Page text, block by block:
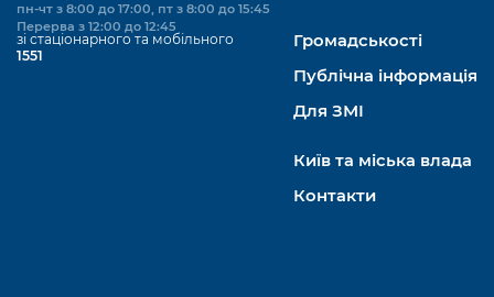
пн-чт з 8:00 до 17:00, пт з 8:00 до 15:45
Перерва з 12:00 до 12:45
зі стаціонарного та мобільного
1551
Громадськості
Публічна інформація
Для ЗМІ
Київ та міська влада
Контакти